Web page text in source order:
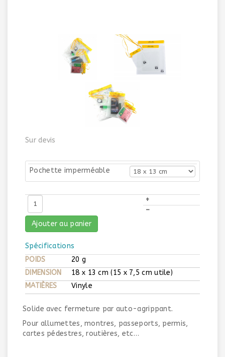
Sur devis
Pochette imperméable
+
–
Ajouter au panier
Spécifications
POIDS
20 g
DIMENSION
18 x 13 cm (15 x 7,5 cm utile)
MATIÈRES
Vinyle
Solide avec fermeture par auto-agrippant.
Pour allumettes, montres, passeports, permis,
cartes pédestres, routières, etc…